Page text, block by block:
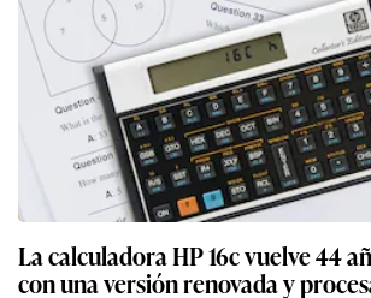
La calculadora HP 16c vuelve 44
con una versión renovada y